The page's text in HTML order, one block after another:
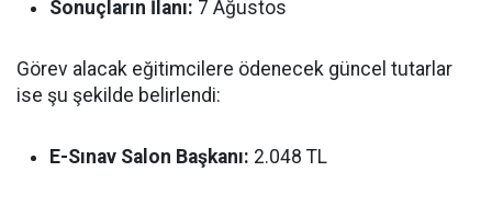
Sonuçların İlanı: 7 Ağustos
Görev alacak eğitimcilere ödenecek güncel tutarlar
ise şu şekilde belirlendi:
E-Sınav Salon Başkanı: 2.048 TL